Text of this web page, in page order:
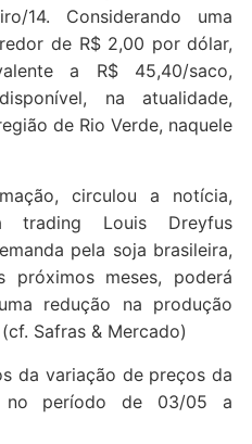
14. Considerando uma
de R$ 2,00 por dólar,
a R$ 45,40/saco,
na atualidade,
de Rio Verde, naquele
circulou a notícia,
Louis Dreyfus
pela soja brasileira,
meses, poderá
redução na produção
Safras & Mercado)
da variação de preços da
no período de 03/05 a